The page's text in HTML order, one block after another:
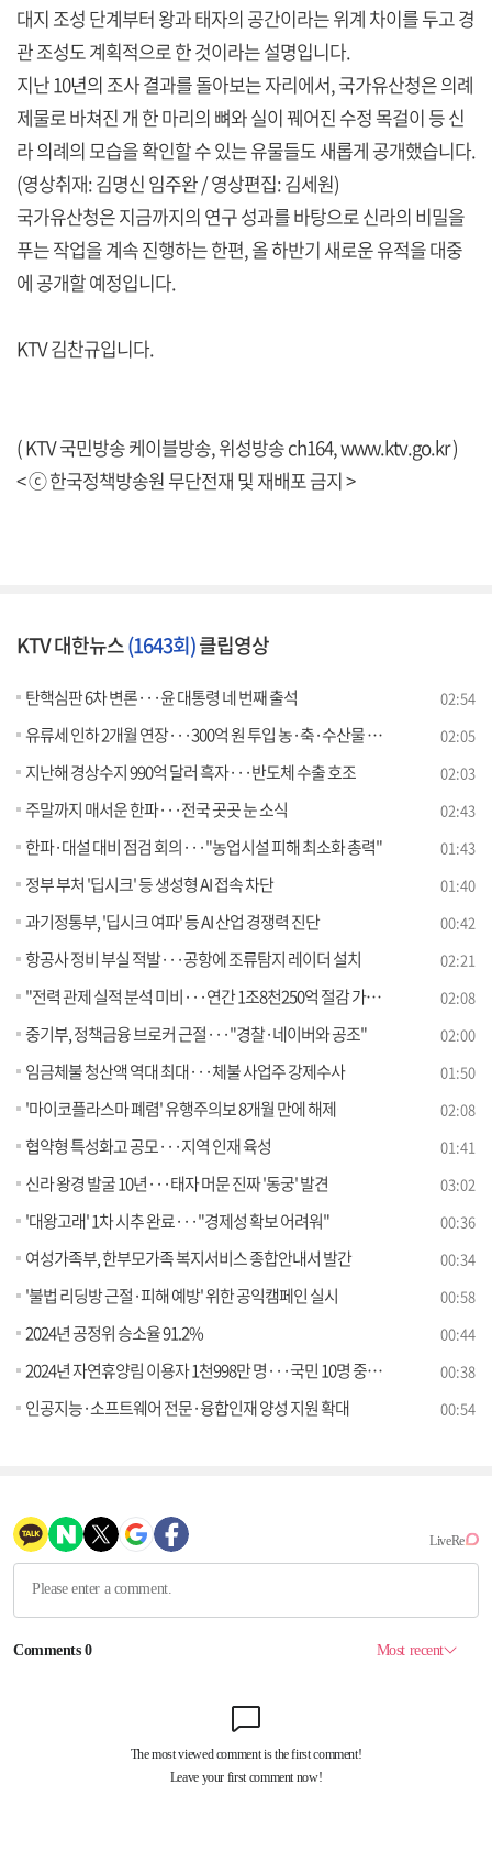
대지 조성 단계부터 왕과 태자의 공간이라는 위계 차이를 두고 경
관 조성도 계획적으로 한 것이라는 설명입니다.
지난 10년의 조사 결과를 돌아보는 자리에서, 국가유산청은 의례
제물로 바쳐진 개 한 마리의 뼈와 실이 꿰어진 수정 목걸이 등 신
라 의례의 모습을 확인할 수 있는 유물들도 새롭게 공개했습니다.
(영상취재: 김명신 임주완 / 영상편집: 김세원)
국가유산청은 지금까지의 연구 성과를 바탕으로 신라의 비밀을
푸는 작업을 계속 진행하는 한편, 올 하반기 새로운 유적을 대중
에 공개할 예정입니다.
KTV 김찬규입니다.
( KTV 국민방송 케이블방송, 위성방송 ch164,www.ktv.go.kr)
< ⓒ 한국정책방송원 무단전재 및 재배포 금지 >
KTV 대한뉴스(1643회)클립영상
탄핵심판 6차 변론···윤 대통령 네 번째 출석 02:54
유류세 인하 2개월 연장···300억 원 투입 농·축·수산물 할인 02:05
지난해 경상수지 990억 달러 흑자···반도체 수출 호조 02:03
주말까지 매서운 한파···전국 곳곳 눈 소식 02:43
한파·대설 대비 점검 회의···"농업시설 피해 최소화 총력" 01:43
정부 부처 '딥시크' 등 생성형 AI 접속 차단 01:40
과기정통부, '딥시크 여파' 등 AI 산업 경쟁력 진단 00:42
항공사 정비 부실 적발···공항에 조류탐지 레이더 설치 02:21
"전력 관제 실적 분석 미비···연간 1조8천250억 절감 가능" 02:08
중기부, 정책금융 브로커 근절···"경찰·네이버와 공조" 02:00
임금체불 청산액 역대 최대···체불 사업주 강제수사 01:50
'마이코플라스마 폐렴' 유행주의보 8개월 만에 해제 02:08
협약형 특성화고 공모···지역 인재 육성 01:41
신라 왕경 발굴 10년···태자 머문 진짜 '동궁' 발견 03:02
'대왕고래' 1차 시추 완료···"경제성 확보 어려워" 00:36
여성가족부, 한부모가족 복지서비스 종합안내서 발간 00:34
'불법 리딩방 근절·피해 예방' 위한 공익캠페인 실시 00:58
2024년 공정위 승소율 91.2% 00:44
2024년 자연휴양림 이용자 1천998만 명···국민 10명 중 4명 산림휴양 경험 00:38
인공지능·소프트웨어 전문·융합인재 양성 지원 확대 00:54